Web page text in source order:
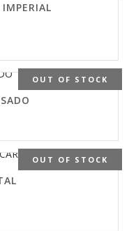
OUT OF STOCK
OUT OF STOCK